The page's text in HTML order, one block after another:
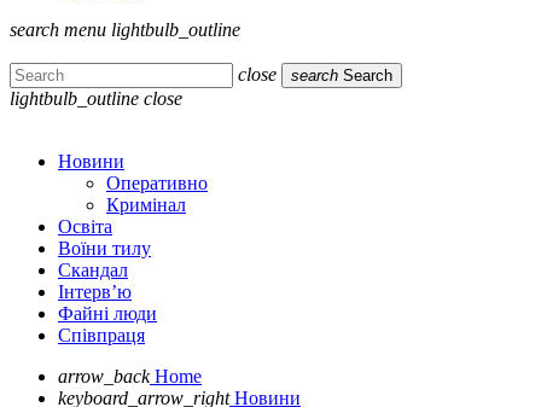
search menu lightbulb_outline
close search Search
lightbulb_outline close
Новини
Оперативно
Кримінал
Освіта
Воїни тилу
Скандал
Інтерв’ю
Файні люди
Співпраця
arrow_back Home
keyboard_arrow_right Новини